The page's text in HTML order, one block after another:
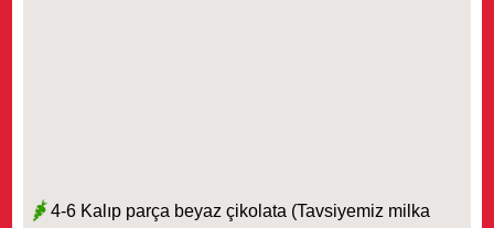
4-6 Kalıp parça beyaz çikolata (Tavsiyemiz milka